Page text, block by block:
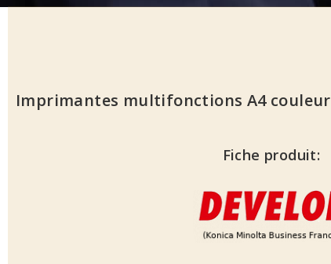
Imprimantes multifonctions A4 couleur
Fiche produit: